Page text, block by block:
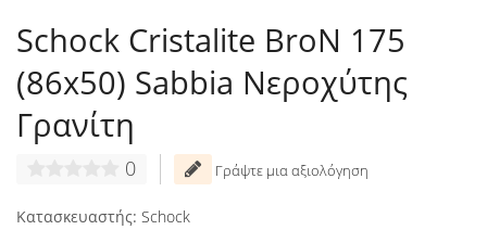
Schock Cristalite BroN 175
(86x50) Sabbia Νεροχύτης
Γρανίτη
0 Γράψτε μια αξιολόγηση
Κατασκευαστής: Schock